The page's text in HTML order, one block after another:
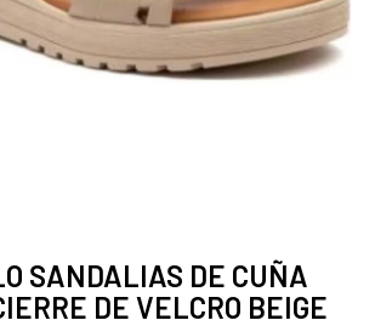
SANDALIAS DE CUÑA
DE VELCRO BEIGE